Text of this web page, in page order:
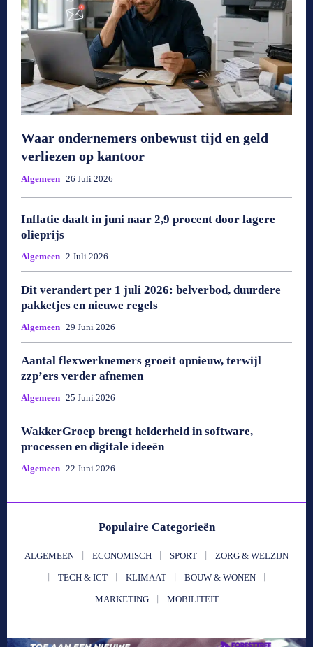
Waar ondernemers onbewust tijd en geld
verliezen op kantoor
Algemeen 26 Juli 2026
Inflatie daalt in juni naar 2,9 procent door lagere
olieprijs
Algemeen 2 Juli 2026
Dit verandert per 1 juli 2026: belverbod, duurdere
pakketjes en nieuwe regels
Algemeen 29 Juni 2026
Aantal flexwerknemers groeit opnieuw, terwijl
zzp’ers verder afnemen
Algemeen 25 Juni 2026
WakkerGroep brengt helderheid in software,
processen en digitale ideeën
Algemeen 22 Juni 2026
Populaire Categorieën
ALGEMEEN ECONOMISCH SPORT ZORG & WELZIJN
TECH & ICT KLIMAAT BOUW & WONEN
MARKETING MOBILITEIT